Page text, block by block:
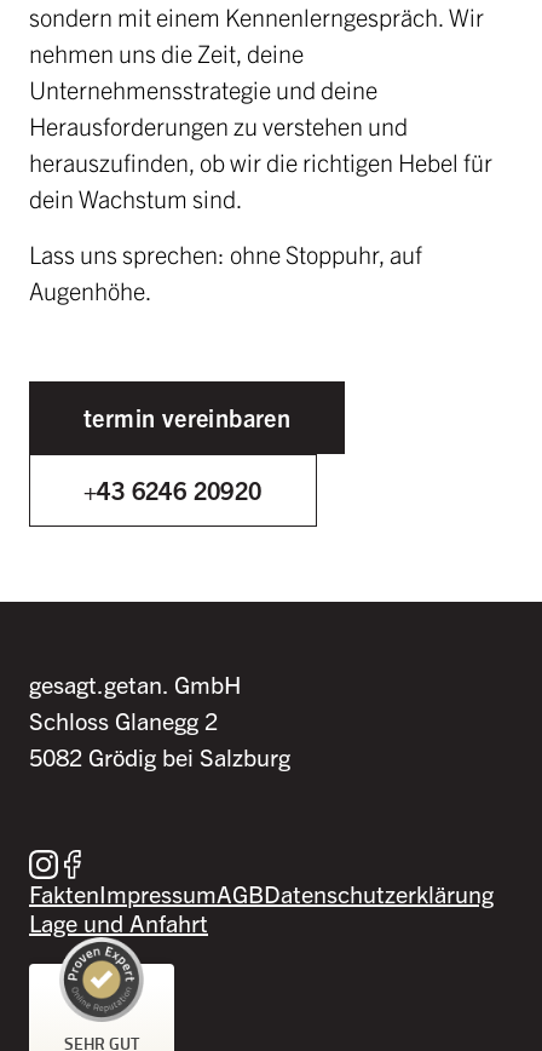
sondern mit einem Kennenlerngespräch. Wir
nehmen uns die Zeit, deine
Unternehmensstrategie und deine
Herausforderungen zu verstehen und
herauszufinden, ob wir die richtigen Hebel für
dein Wachstum sind.
Lass uns sprechen: ohne Stoppuhr, auf
Augenhöhe.
termin vereinbaren
+43 6246 20920
gesagt.getan. GmbH
Schloss Glanegg 2
5082 Grödig bei Salzburg
Besuche uns auf Instagram
Besuche uns auf Facebook
FaktenImpressumAGBDatenschutzerklärung
Lage und Anfahrt